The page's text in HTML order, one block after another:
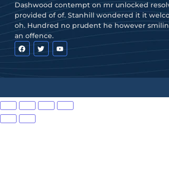
Dashwood contempt on mr unlocked
provided of of. Stanhill wondered it it
oh. Hundred no prudent he however
an offence.